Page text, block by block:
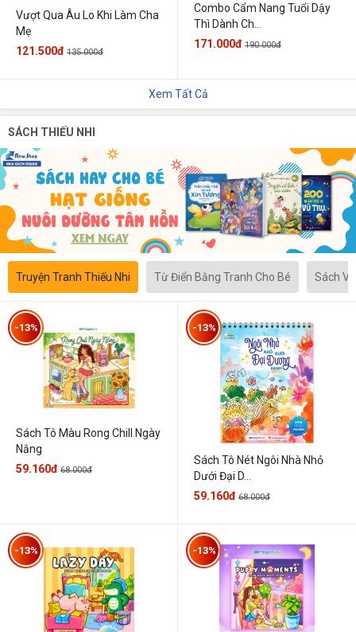
Vượt Qua Âu Lo Khi Làm Cha
Mẹ
121.500đ 135.000đ
Combo Cẩm Nang Tuổi Dậy
Thì Dành Ch...
171.000đ 190.000đ
Xem Tất Cả
SÁCH THIẾU NHI
Truyện Tranh Thiếu Nhi Từ Điển Bằng Tranh Cho Bé Sách
Sách Tô Màu Rong Chill Ngày
Nắng
-13%
59.160đ 68.000đ
Sách Tô Nét Ngôi Nhà Nhỏ
Dưới Đại D...
-13%
59.160đ 68.000đ
-13% -13%